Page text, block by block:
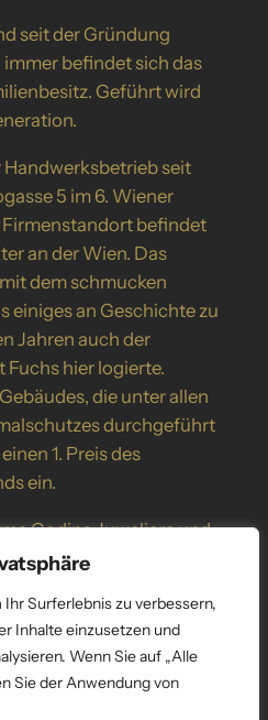
Surferlebnis zu verbessern,
Inhalte einzusetzen und
Wenn Sie auf „Alle
Sie der Anwendung von
seit der Gründung
befindet sich das
Geführt wird
seit
5 im 6. Wiener
Firmenstandort befindet
an der Wien. Das
dem schmucken
einiges an Geschichte zu
Jahren auch der
Fuchs hier logierte.
die unter allen
durchgeführt
1. Preis des
ein.
Godina Juweliere und
in Österreich
von anderen